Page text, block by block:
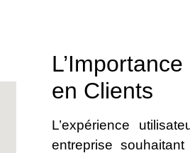
en Clients
L’expérience
entreprise